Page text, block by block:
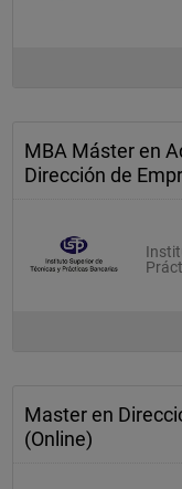
MBA Máster en
Dirección de
Master en
(Online)